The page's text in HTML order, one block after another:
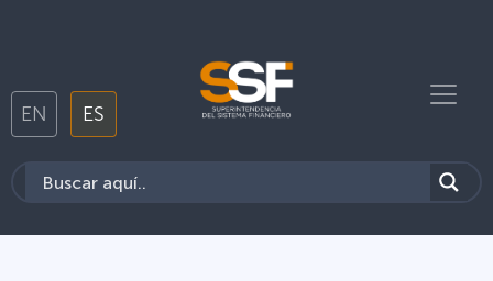
EN ES